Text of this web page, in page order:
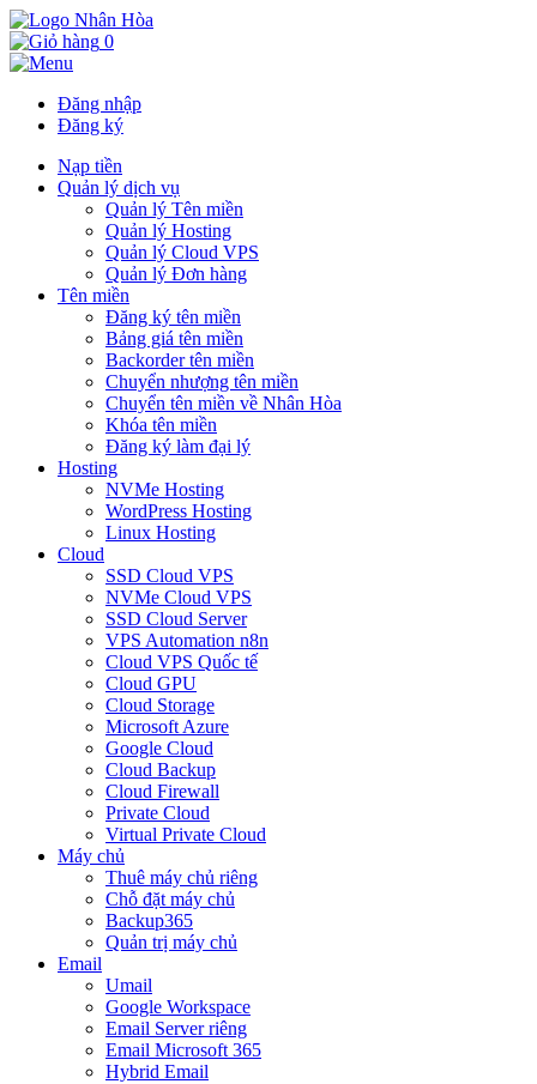
0
Đăng nhập
Đăng ký
Nạp tiền
Quản lý dịch vụ
Quản lý Tên miền
Quản lý Hosting
Quản lý Cloud VPS
Quản lý Đơn hàng
Tên miền
Đăng ký tên miền
Bảng giá tên miền
Backorder tên miền
Chuyển nhượng tên miền
Chuyển tên miền về Nhân Hòa
Khóa tên miền
Đăng ký làm đại lý
Hosting
NVMe Hosting
WordPress Hosting
Linux Hosting
Cloud
SSD Cloud VPS
NVMe Cloud VPS
SSD Cloud Server
VPS Automation n8n
Cloud VPS Quốc tế
Cloud GPU
Cloud Storage
Microsoft Azure
Google Cloud
Cloud Backup
Cloud Firewall
Private Cloud
Virtual Private Cloud
Máy chủ
Thuê máy chủ riêng
Chỗ đặt máy chủ
Backup365
Quản trị máy chủ
Email
Umail
Google Workspace
Email Server riêng
Email Microsoft 365
Hybrid Email